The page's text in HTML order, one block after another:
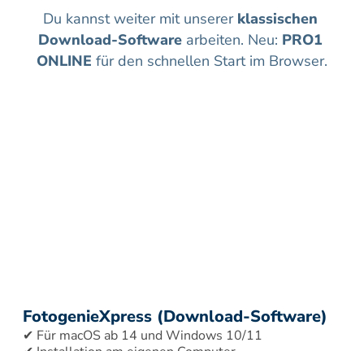
Du kannst weiter mit unserer klassischen
Download-Software arbeiten. Neu: PRO1
ONLINE für den schnellen Start im Browser.
FotogenieXpress (Download-Software)
✔ Für macOS ab 14 und Windows 10/11